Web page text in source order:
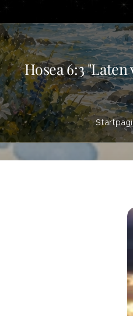
Hosea 6:3